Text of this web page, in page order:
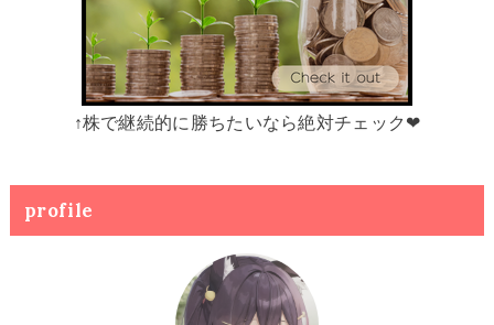
↑株で継続的に勝ちたいなら絶対チェック❤
profile